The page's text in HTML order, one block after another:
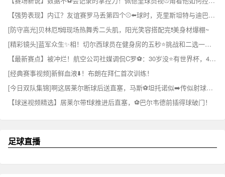
【强势表现】内讧？友谊赛罗马丢第四个⚾⬅️球时，克里斯坦特与迪巴拉产生争执
[防守高光]贝林厄❗姆现场热舞秀二头肌，阳光笑容搭配完❗美身材爆棚~
[精彩镜头]蓝军众生✨相！切尔西球员在健身房的五秒⭐挑战和二选一挑战！
【最新赛点】被冲烂！航空公司社媒调侃C罗⚽：30岁没⭐有世界杯，40岁也没有
[经典赛事视频]新鲜血液⬇️！布朗在拜仁首次训练！
[今日双队集锦]啊这居莱尔断球后送直塞，马斯⚽坦托诺似➡️传似射球被没收
【球迷视频精选】居莱尔带❗球推进后直塞，⚽巴尔韦德前插得球破门！
足球直播